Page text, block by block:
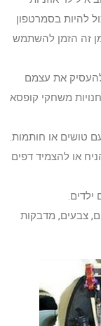
להיות בסמרטפון
זה הזמן להשתמש
להעסיק את עצמם
משחקי קופסא
טושים או חותמות.
או להצמיד דפים
ילדים.
צבעים, מדבקות